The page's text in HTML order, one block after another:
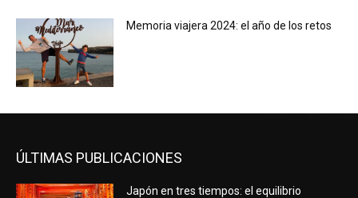
Memoria viajera 2024: el año de los retos
ÚLTIMAS PUBLICACIONES
Japón en tres tiempos: el equilibrio